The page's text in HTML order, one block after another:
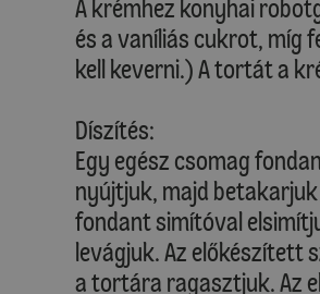
A krémhez konyhai
és a vaníliás cukrot, míg
kell keverni.) A tortát a
Díszítés:
Egy egész csomag
nyújtjuk, majd
fondant simítóval
levágjuk. Az előkészített
a tortára ragasztjuk. Az